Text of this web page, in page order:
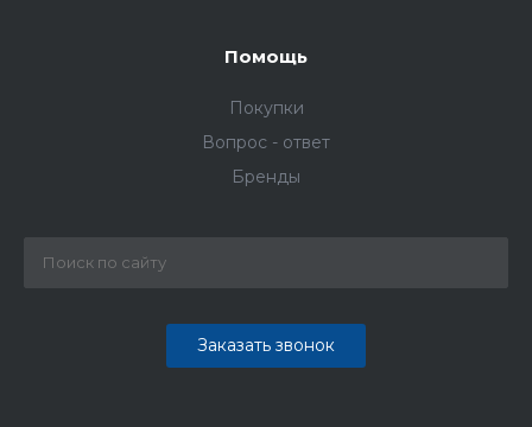
Помощь
Покупки
Вопрос - ответ
Бренды
Заказать звонок